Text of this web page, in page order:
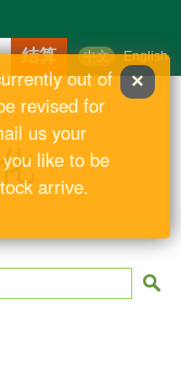
中文 English
结算
×
out of
revised for
us your
like to be
arrive.